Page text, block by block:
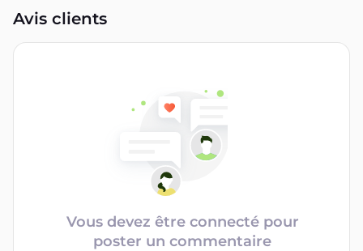
Avis clients
Vous devez être connecté pour
poster un commentaire